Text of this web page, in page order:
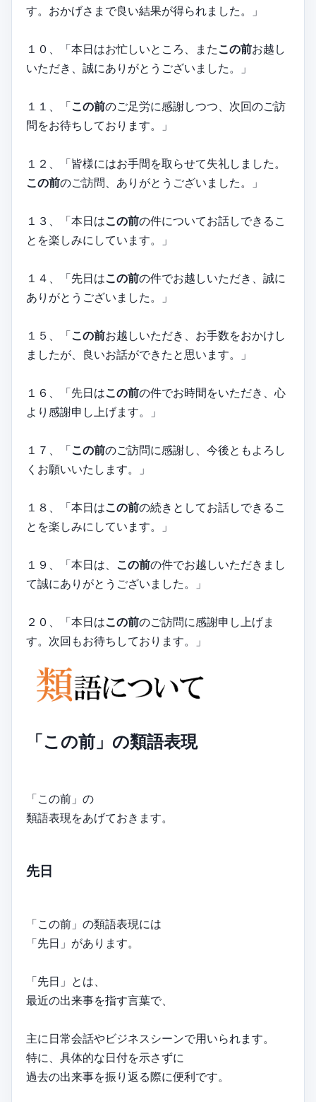
す。おかげさまで良い結果が得られました。」
１０、「本日はお忙しいところ、また この前お越し
いただき、誠にありがとうございました。」
１１、「この前のご足労に感謝しつつ、次回のご訪
問をお待ちしております。」
１２、「皆様にはお手間を取らせて失礼しました。
この前のご訪問、ありがとうございました。」
１３、「本日はこの前の件についてお話しできるこ
とを楽しみにしています。」
１４、「先日はこの前の件でお越しいただき、誠に
ありがとうございました。」
１５、「この前お越しいただき、お手数をおかけし
ましたが、良いお話ができたと思います。」
１６、「先日はこの前の件でお時間をいただき、心
より感謝申し上げます。」
１７、「この前のご訪問に感謝し、今後ともよろし
くお願いいたします。」
１８、「本日はこの前の続きとしてお話しできるこ
とを楽しみにしています。」
１９、「本日は、 この前の件でお越しいただきまし
て誠にありがとうございました。」
２０、「本日はこの前のご訪問に感謝申し上げま
す。次回もお待ちしております。」
「この前」の類語表現
「この前」の
類語表現をあげておきます。
先日
「この前」の類語表現には
「先日」があります。
「先日」とは、
最近の出来事を指す言葉で、
主に日常会話やビジネスシーンで用いられます。
特に、具体的な日付を示さずに
過去の出来事を振り返る際に便利です。